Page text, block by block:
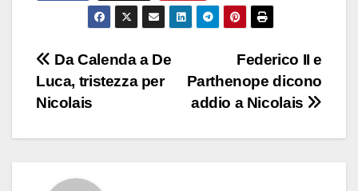
Navigazione
articoli
Federico II e
Parthenope dicono
addio a Nicolais
Da Calenda a De
Luca, tristezza per
Nicolais